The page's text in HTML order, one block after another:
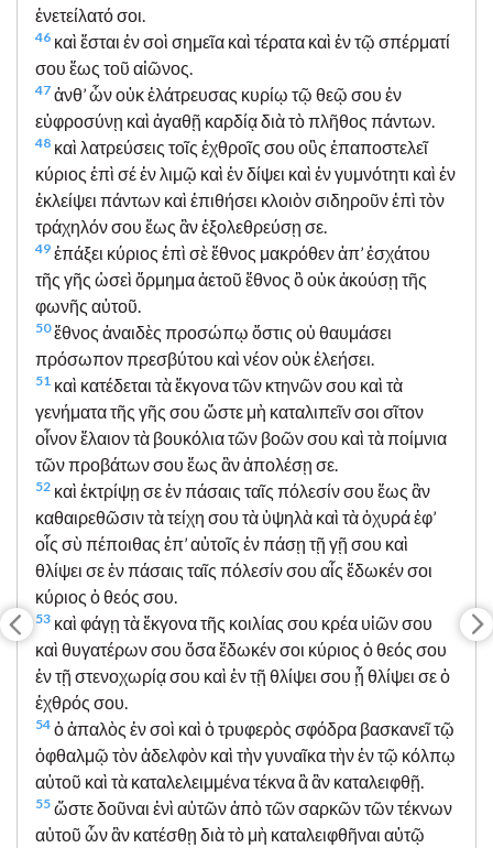
ἐνετείλατό σοι.
46 καὶ ἔσται ἐν σοὶ σημεῖα καὶ τέρατα καὶ ἐν τῷ σπέρματί
σου ἕως τοῦ αἰῶνος.
47 ἀνθ’ ὧν οὐκ ἐλάτρευσας κυρίῳ τῷ θεῷ σου ἐν
εὐφροσύνῃ καὶ ἀγαθῇ καρδίᾳ διὰ τὸ πλῆθος πάντων.
48 καὶ λατρεύσεις τοῖς ἐχθροῖς σου οὓς ἐπαποστελεῖ
κύριος ἐπὶ σέ ἐν λιμῷ καὶ ἐν δίψει καὶ ἐν γυμνότητι καὶ ἐν
ἐκλείψει πάντων καὶ ἐπιθήσει κλοιὸν σιδηροῦν ἐπὶ τὸν
τράχηλόν σου ἕως ἂν ἐξολεθρεύσῃ σε.
49 ἐπάξει κύριος ἐπὶ σὲ ἔθνος μακρόθεν ἀπ’ ἐσχάτου
τῆς γῆς ὡσεὶ ὅρμημα ἀετοῦ ἔθνος ὃ οὐκ ἀκούσῃ τῆς
φωνῆς αὐτοῦ.
50ἔθνος ἀναιδὲς προσώπῳ ὅστις οὐ θαυμάσει
πρόσωπον πρεσβύτου καὶ νέον οὐκ ἐλεήσει.
51 καὶ κατέδεται τὰ ἔκγονα τῶν κτηνῶν σου καὶ τὰ
γενήματα τῆς γῆς σου ὥστε μὴ καταλιπεῖν σοι σῖτον
οἶνον ἔλαιον τὰ βουκόλια τῶν βοῶν σου καὶ τὰ ποίμνια
τῶν προβάτων σου ἕως ἂν ἀπολέσῃ σε.
52 καὶ ἐκτρίψῃ σε ἐν πάσαις ταῖς πόλεσίν σου ἕως ἂν
καθαιρεθῶσιν τὰ τείχη σου τὰ ὑψηλὰ καὶ τὰ ὀχυρά ἐφ’
οἷς σὺ πέποιθας ἐπ’ αὐτοῖς ἐν πάσῃ τῇ γῇ σου καὶ
θλίψει σε ἐν πάσαις ταῖς πόλεσίν σου αἷς ἔδωκέν σοι
κύριος ὁ θεός σου.
53 καὶ φάγῃ τὰ ἔκγονα τῆς κοιλίας σου κρέα υἱῶν σου
καὶ θυγατέρων σου ὅσα ἔδωκέν σοι κύριος ὁ θεός σου
ἐν τῇ στενοχωρίᾳ σου καὶ ἐν τῇ θλίψει σου ᾗ θλίψει σε ὁ
ἐχθρός σου.
54 ὁ ἁπαλὸς ἐν σοὶ καὶ ὁ τρυφερὸς σφόδρα βασκανεῖ τῷ
ὀφθαλμῷ τὸν ἀδελφὸν καὶ τὴν γυναῖκα τὴν ἐν τῷ κόλπῳ
αὐτοῦ καὶ τὰ καταλελειμμένα τέκνα ἃ ἂν καταλειφθῇ.
55 ὥστε δοῦναι ἑνὶ αὐτῶν ἀπὸ τῶν σαρκῶν τῶν τέκνων
αὐτοῦ ὧν ἂν κατέσθῃ διὰ τὸ μὴ καταλειφθῆναι αὐτῷ